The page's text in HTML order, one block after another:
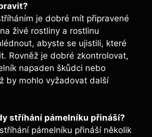
je dobré mít připravené
živé rostliny a rostlinu
abyste se ujistili, které
Rovněž je dobré zkontrolovat,
napaden škůdci nebo
by mohlo vyžadovat další
stříhání pámelníku přináší?
pámelníku přináší několik